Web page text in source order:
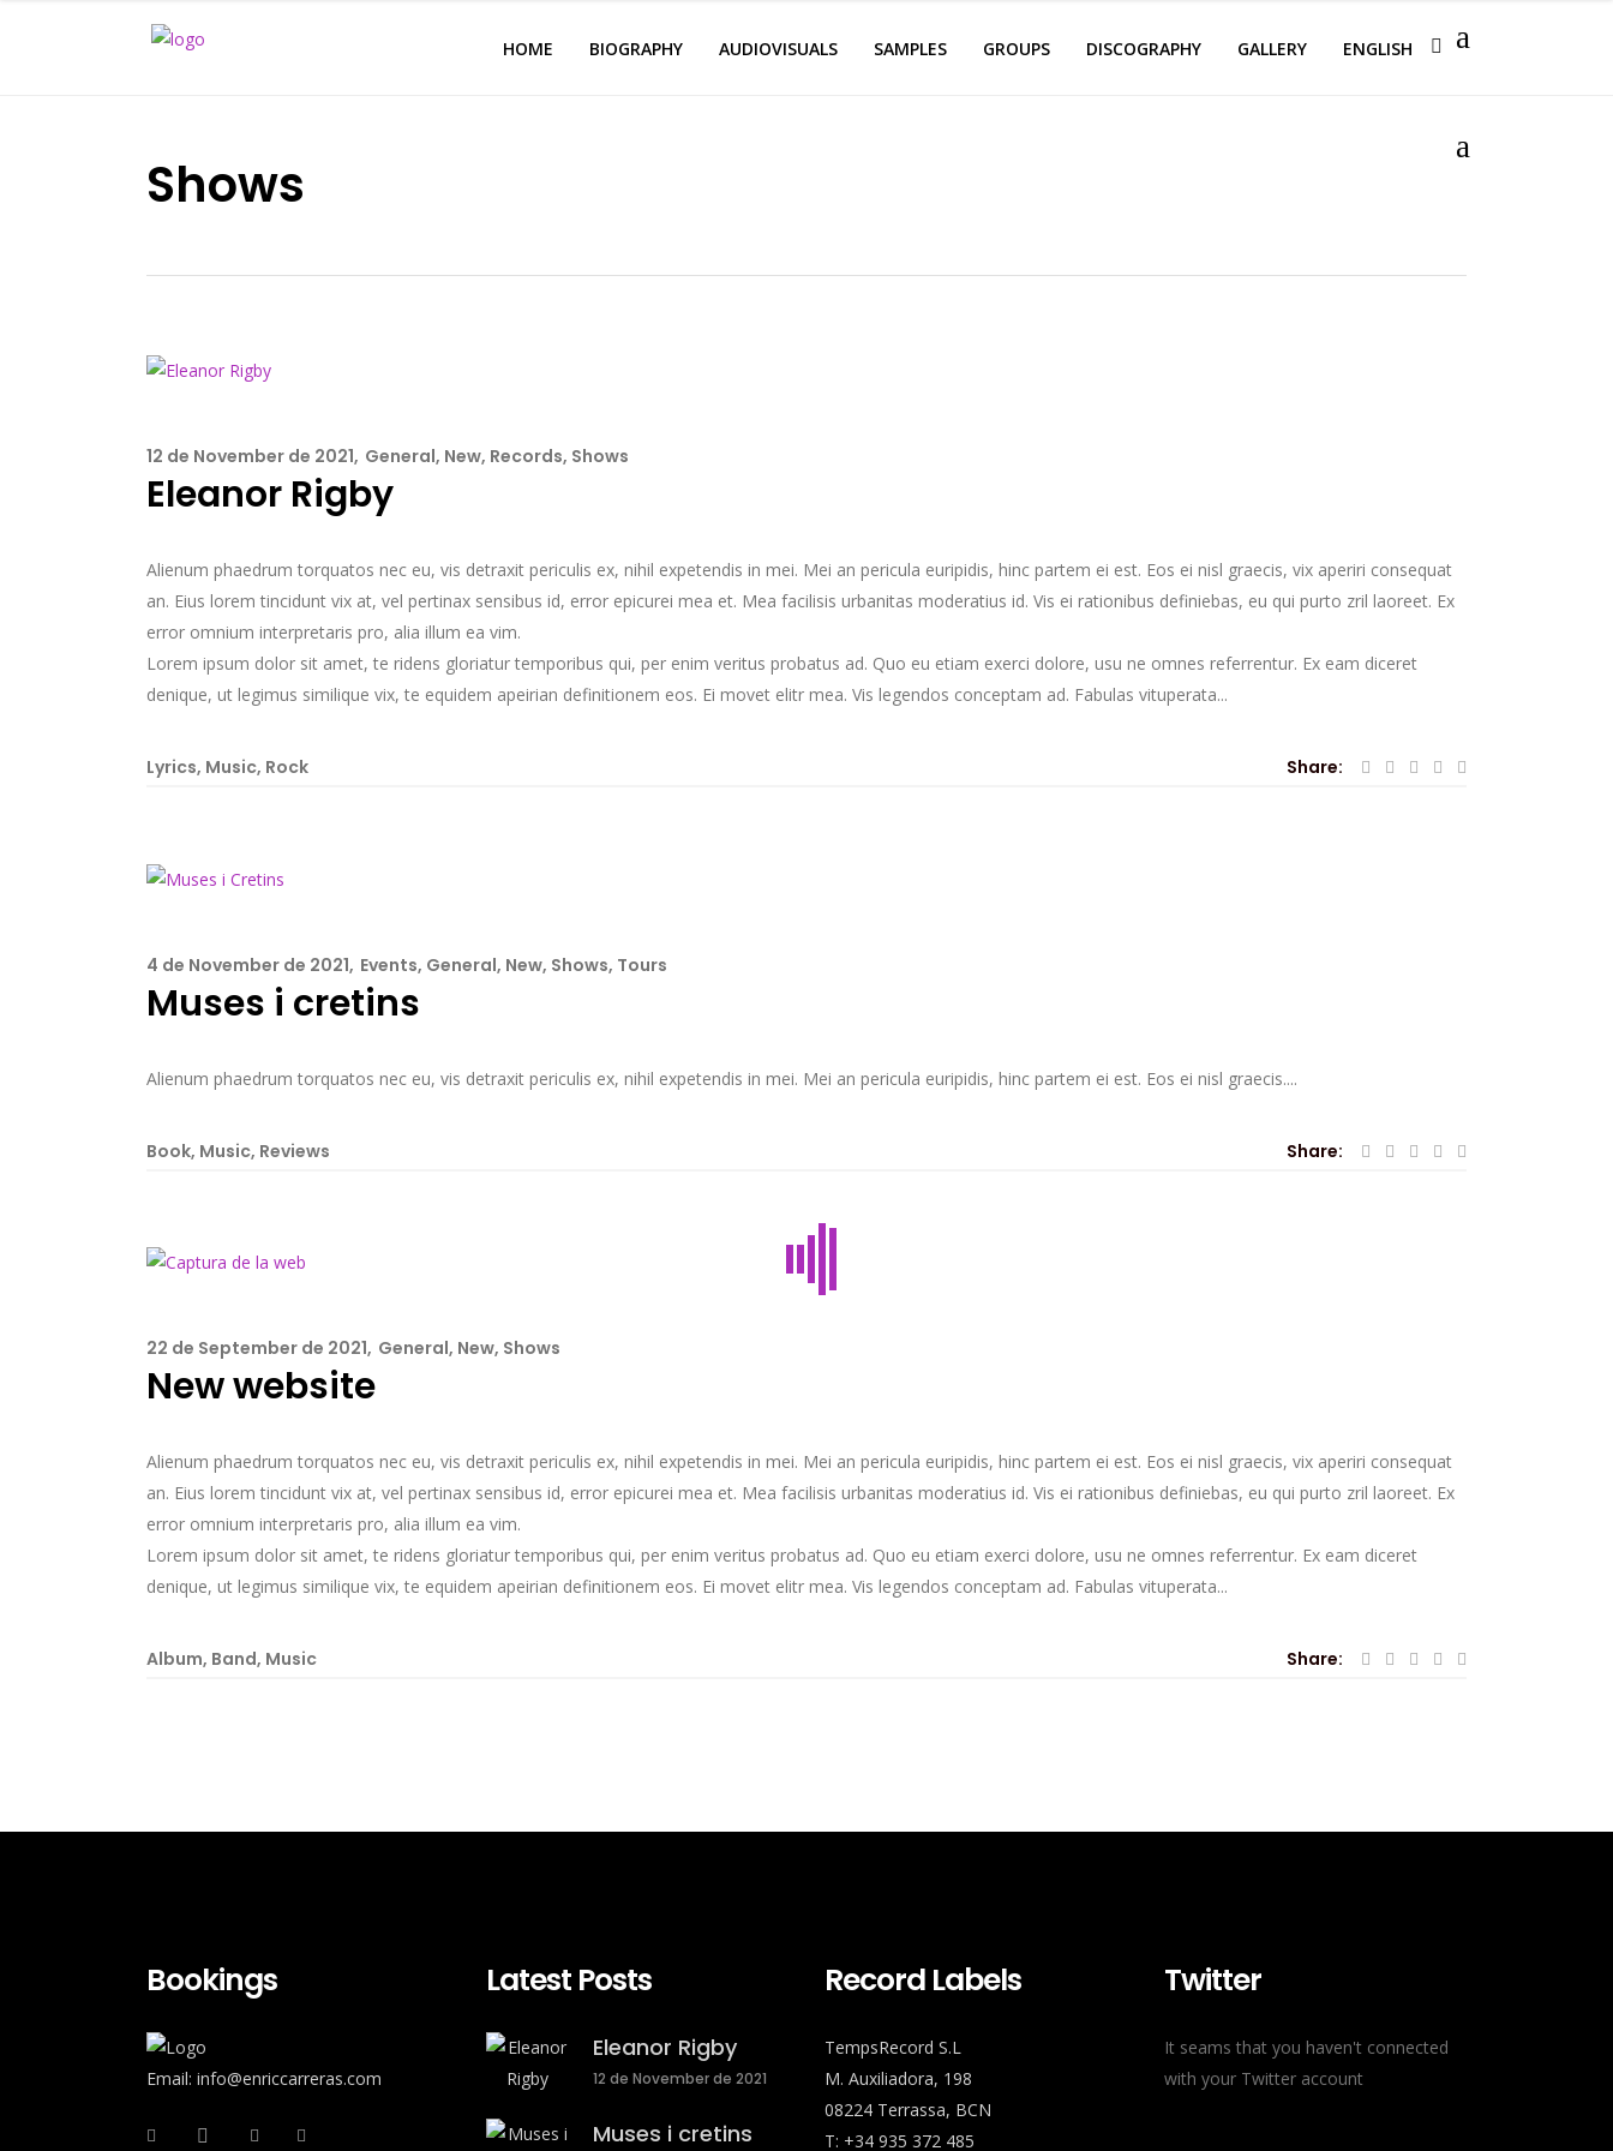
HOME BIOGRAPHY AUDIOVISUALS SAMPLES GROUPS DISCOGRAPHY GALLERY ENGLISH
Shows
12 de November de 2021 General, New, Records, Shows
Eleanor Rigby
Alienum phaedrum torquatos nec eu, vis detraxit periculis ex, nihil expetendis in mei. Mei an pericula euripidis, hinc partem ei est. Eos ei nisl graecis, vix aperiri consequat
an. Eius lorem tincidunt vix at, vel pertinax sensibus id, error epicurei mea et. Mea facilisis urbanitas moderatius id. Vis ei rationibus definiebas, eu qui purto zril laoreet. Ex
error omnium interpretaris pro, alia illum ea vim.
Lorem ipsum dolor sit amet, te ridens gloriatur temporibus qui, per enim veritus probatus ad. Quo eu etiam exerci dolore, usu ne omnes referrentur. Ex eam diceret
denique, ut legimus similique vix, te equidem apeirian definitionem eos. Ei movet elitr mea. Vis legendos conceptam ad. Fabulas vituperata...
Lyrics, Music, Rock Share:
4 de November de 2021 Events, General, New, Shows, Tours
Muses i cretins
Alienum phaedrum torquatos nec eu, vis detraxit periculis ex, nihil expetendis in mei. Mei an pericula euripidis, hinc partem ei est. Eos ei nisl graecis....
Book, Music, Reviews Share:
22 de September de 2021 General, New, Shows
New website
Alienum phaedrum torquatos nec eu, vis detraxit periculis ex, nihil expetendis in mei. Mei an pericula euripidis, hinc partem ei est. Eos ei nisl graecis, vix aperiri consequat
an. Eius lorem tincidunt vix at, vel pertinax sensibus id, error epicurei mea et. Mea facilisis urbanitas moderatius id. Vis ei rationibus definiebas, eu qui purto zril laoreet. Ex
error omnium interpretaris pro, alia illum ea vim.
Lorem ipsum dolor sit amet, te ridens gloriatur temporibus qui, per enim veritus probatus ad. Quo eu etiam exerci dolore, usu ne omnes referrentur. Ex eam diceret
denique, ut legimus similique vix, te equidem apeirian definitionem eos. Ei movet elitr mea. Vis legendos conceptam ad. Fabulas vituperata...
Album, Band, Music Share:
Bookings
Email: info@enriccarreras.com
Latest Posts
Eleanor Rigby
12 de November de 2021
Muses i cretins
Record Labels
TempsRecord S.L
M. Auxiliadora, 198
08224 Terrassa, BCN
T: +34 935 372 485
Twitter
It seams that you haven't connected
with your Twitter account